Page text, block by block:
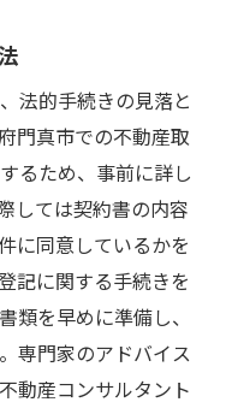
法的手続きの見落と
門真市での不動産取
るため、事前に詳し
しては契約書の内容
に同意しているかを
記に関する手続きを
類を早めに準備し、
専門家のアドバイス
動産コンサルタント